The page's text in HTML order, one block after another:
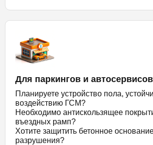
Для паркингов и автосервисов
Планируете устройство пола,
воздействию ГСМ?
Необходимо антискользящее
въездных рамп?
Хотите защитить бетонное
разрушения?